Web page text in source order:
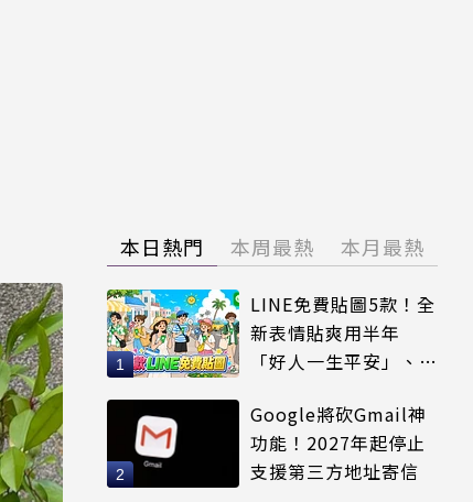
本日熱門 本周最熱 本月最熱
LINE免費貼圖5款！全
新表情貼爽用半年
「好人一生平安」、
Google將砍Gmail神
功能！2027年起停止
支援第三方地址寄信